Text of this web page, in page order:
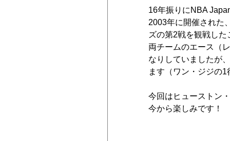
16年振りにNBA
2003年に開催された
ズの第2戦を観戦し
両チームのエース（
なりしていましたが
ます（ワン・ジジの1
今回はヒューストン
今から楽しみです！